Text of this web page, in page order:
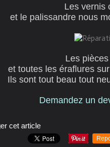
Les vernis
et le palissandre nous
Les
et toutes les éraflures
Ils sont tout beau tout
Demandez un
cet article